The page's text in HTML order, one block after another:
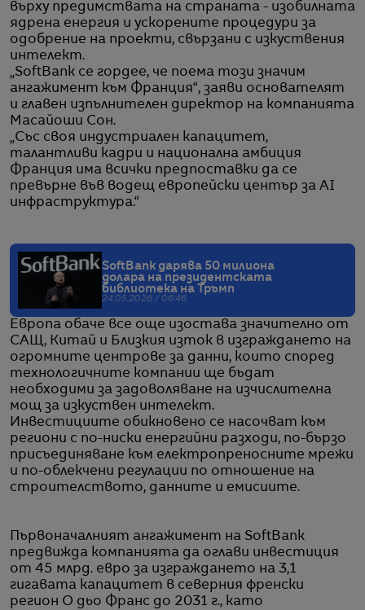
върху предимствата на страната - изобилната
ядрена енергия и ускорените процедури за
одобрение на проекти, свързани с изкуствения
интелект.
„SoftBank се гордее, че поема този значим
ангажимент към Франция“, заяви основателят
и главен изпълнителен директор на компанията
Масайоши Сон.
„Със своя индустриален капацитет,
талантливи кадри и национална амбиция
Франция има всички предпоставки да се
превърне във водещ европейски център за AI
инфраструктура.“
SoftBank дарява 50 милиона
долара на президентската
библиотека на Тръмп
24.05.2026 / 06:46
Европа обаче все още изостава значително от
САЩ, Китай и Близкия изток в изграждането на
огромните центрове за данни, които според
технологичните компании ще бъдат
необходими за задоволяване на изчислителна
мощ за изкуствен интелект.
Инвестициите обикновено се насочват към
региони с по-ниски енергийни разходи, по-бързо
присъединяване към електропреносните мрежи
и по-облекчени регулации по отношение на
строителството, данните и емисиите.
Първоначалният ангажимент на SoftBank
предвижда компанията да оглави инвестиция
от 45 млрд. евро за изграждането на 3,1
гигавата капацитет в северния френски
регион О дьо Франс до 2031 г., като